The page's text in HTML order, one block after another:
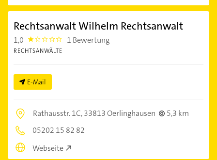
Rechtsanwalt Wilhelm Rechtsanwalt
1,0 1.0 1 Bewertung
RECHTSANWÄLTE
E-Mail
Rathausstr. 1C,33813 Oerlinghausen
5,3 km
05202 15 82 82
Webseite